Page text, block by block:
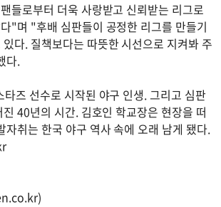
들로부터 더욱 사랑받고 신뢰받는 리그로
"며 "후배 심판들이 공정한 리그를 만들기
다. 질책보다는 따뜻한 시선으로 지켜봐 주
다.
즈 선수로 시작된 야구 인생. 그리고 심판
40년의 시간. 김호인 학교장은 현장을 떠
자취는 한국 야구 역사 속에 오래 남게 됐다.
)